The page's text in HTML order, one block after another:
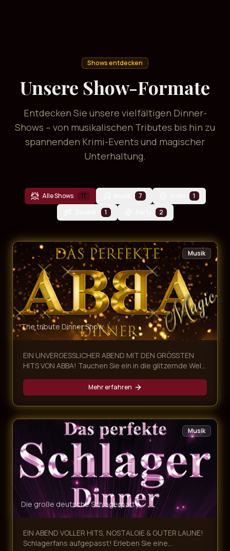
Shows entdecken
Unsere Show-Formate
Entdecken Sie unsere vielfältigen Dinner-
Shows – von musikalischen Tributes bis hin zu
spannenden Krimi-Events und magischer
Unterhaltung.
Alle Shows 11 7
1
1 2
Musik
The tribute Dinner Show
EIN UNVERGESSLICHER ABEND MIT DEN GRÖSSTEN
HITS VON ABBA! Tauchen Sie ein in die glitzernde Welt
Show voller Nostalgie, Glamour und unvergesslicher
Musik! Unsere ABBA Dinner Show kombiniert ein
exklusives mehrgängiges Menü mit einer
atemberaubenden Live-Performance der größten
ABBA-Hits – ein Abend, der alle Sinne begeistert.
Mehr erfahren
Musik
Die große deutsche Schlagerparty
EIN ABEND VOLLER HITS, NOSTALGIE & GUTER LAUNE!
Schlagerfans aufgepasst! Erleben Sie eine